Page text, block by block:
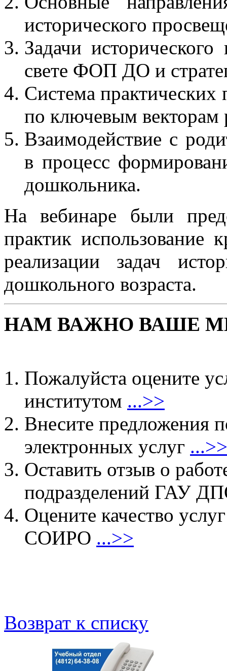
исторического
Задачи
свете ФОП ДО и
Система
по ключевым
Взаимодействие с
в процесс
дошкольника.
На вебинаре были
практик использование
реализации задач
дошкольного возраста.
НАМ ВАЖНО ВАШЕ
Пожалуйста оцените
институтом ...>>
Внесите предложения
электронных услуг ...>>
Оставить отзыв о
подразделений ГАУ
Оцените качество
СОИРО ...>>
Возврат к списку